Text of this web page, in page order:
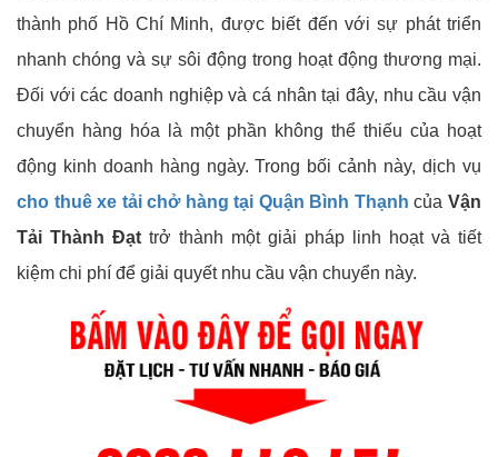
thành phố Hồ Chí Minh, được biết đến với sự phát triển
nhanh chóng và sự sôi động trong hoạt động thương mại.
Đối với các doanh nghiệp và cá nhân tại đây, nhu cầu vận
chuyển hàng hóa là một phần không thể thiếu của hoạt
động kinh doanh hàng ngày. Trong bối cảnh này, dịch vụ
cho thuê xe tải chở hàng tại Quận Bình Thạnh củaVận
Tải Thành Đạt trở thành một giải pháp linh hoạt và tiết
kiệm chi phí để giải quyết nhu cầu vận chuyển này.